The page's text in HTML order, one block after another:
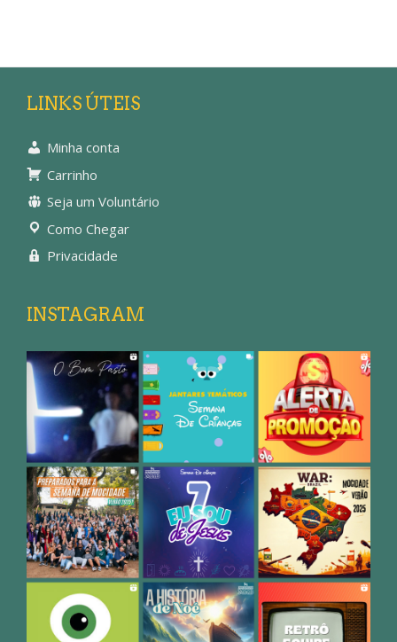
LINKS ÚTEIS
Minha conta
Carrinho
Seja um Voluntário
Como Chegar
Privacidade
INSTAGRAM